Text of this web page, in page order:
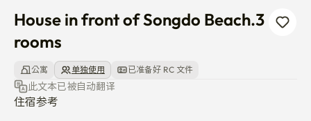
House in front of Songdo Beach.3
rooms
公寓 单独使用 已准备好 RC 文件
此文本已被自动翻译
住宿参考